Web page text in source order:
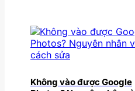
Không vào được Google